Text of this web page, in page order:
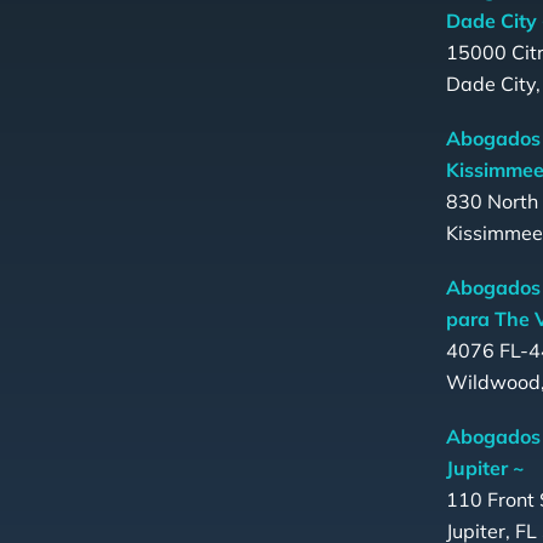
Dade City
15000
Dade
830 North
para The
4076 FL-
Jupiter ~
110 Front
Jupiter,